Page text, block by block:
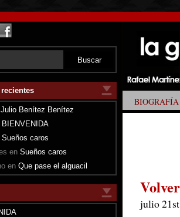
Julio Benítez Benítez
BIENVENIDA
Sueños caros
en Sueños caros
en Que pase el alguacil
BIOGRAFÍA
julio